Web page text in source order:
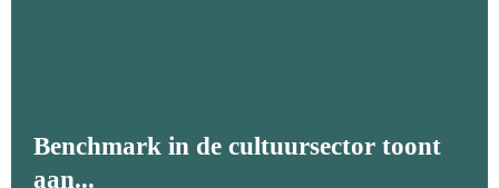
Benchmark in de cultuursector toont
aan...